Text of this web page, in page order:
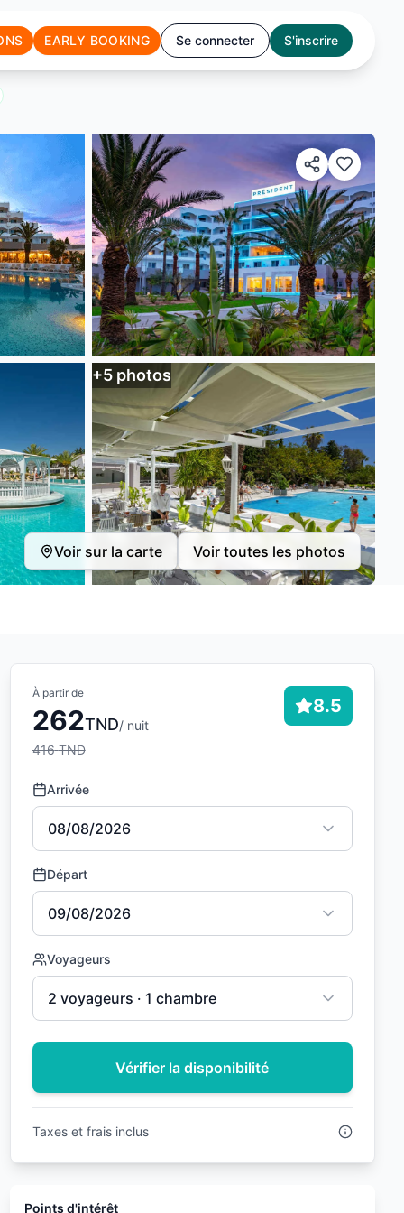
EARLY BOOKING Se connecter S'inscrire
+5 photos
Voir sur la carte Voir toutes les photos
À partir de
262TND/ nuit
416 TND
8.5
Arrivée
08/08/2026
Départ
09/08/2026
Voyageurs
2 voyageurs · 1 chambre
Vérifier la disponibilité
Taxes et frais inclus
Points d'intérêt